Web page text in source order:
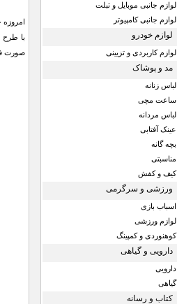
لوازم جانبی موبایل و تبلت
لوازم جانبی کامپیوتر
لوازم خودرو
لوازم کاربردی و تزیینی
مد و پوشاک
لباس زنانه
ساعت مچی
لباس مردانه
عینک آفتابی
بچه گانه
مناسبتی
کیف و کفش
ورزشی و سرگرمی
اسباب بازی
لوازم ورزشی
کوهنوردی و کمپینگ
دارویی و گیاهی
دارویی
گیاهی
کتاب و رسانه
با
صورت